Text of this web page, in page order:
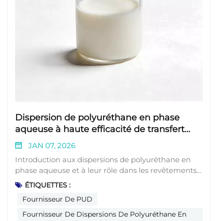
Dispersion de polyuréthane en phase
aqueuse à haute efficacité de transfert
favorisant le développement de
revêtements par transfert
JAN 07, 2026
Introduction aux dispersions de polyuréthane en
phase aqueuse et à leur rôle dans les revêtements
par transfertDispersions de polyuréthane en phase
aqueuse (PUD) Les polyuréthanes sont devenus un
élément essentiel des matériaux industriels
écologiques, et leurs variantes sans solvant gagnent
ÉTIQUETTES :
Fournisseur De PUD
Fournisseur De Dispersions De Polyuréthane En